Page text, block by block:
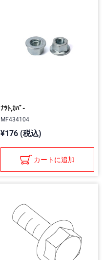
ﾅﾂﾄ,ｶﾊﾞ-
MF434104
¥176 (税込)
カートに追加